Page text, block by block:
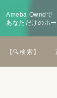
Ameba Owndで
あなただけのホ
【🔍検索】